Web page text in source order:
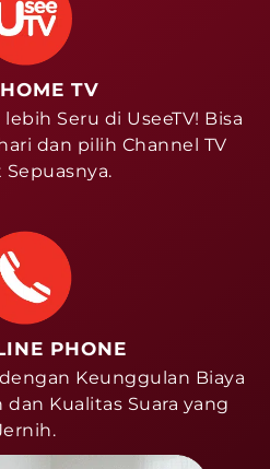
TV
Seru di UseeTV! Bisa
dan pilih Channel TV
Sepuasnya.
PHONE
Keunggulan Biaya
Kualitas Suara yang